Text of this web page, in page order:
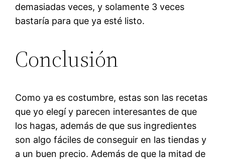
demasiadas veces, y solamente 3 veces
bastaría para que ya esté listo.
Conclusión
Como ya es costumbre, estas son las recetas
que yo elegí y parecen interesantes de que
los hagas, además de que sus ingredientes
son algo fáciles de conseguir en las tiendas y
a un buen precio. Además de que la mitad de